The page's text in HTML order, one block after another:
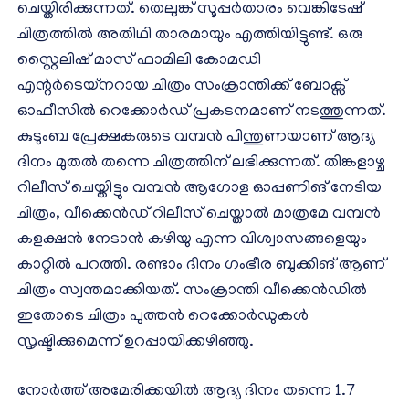
ചെയ്തിരിക്കുന്നത്. തെലുങ്ക് സൂപ്പർതാരം വെങ്കിടേഷ്
ചിത്രത്തിൽ അതിഥി താരമായും എത്തിയിട്ടുണ്ട്. ഒരു
സ്റ്റൈലിഷ് മാസ് ഫാമിലി കോമഡി
എന്റർടെയ്നറായ ചിത്രം സംക്രാന്തിക്ക് ബോക്സ്
ഓഫീസിൽ റെക്കോർഡ് പ്രകടനമാണ് നടത്തുന്നത്.
കുടുംബ പ്രേക്ഷകരുടെ വമ്പൻ പിന്തുണയാണ് ആദ്യ
ദിനം മുതൽ തന്നെ ചിത്രത്തിന് ലഭിക്കുന്നത്. തിങ്കളാഴ്ച
റിലീസ് ചെയ്തിട്ടും വമ്പൻ ആഗോള ഓപ്പണിങ് നേടിയ
ചിത്രം, വീക്കെൻഡ് റിലീസ് ചെയ്താൽ മാത്രമേ വമ്പൻ
കളക്ഷൻ നേടാൻ കഴിയു എന്ന വിശ്വാസങ്ങളെയും
കാറ്റിൽ പറത്തി. രണ്ടാം ദിനം ഗംഭീര ബുക്കിങ് ആണ്
ചിത്രം സ്വന്തമാക്കിയത്. സംക്രാന്തി വീക്കെൻഡിൽ
ഇതോടെ ചിത്രം പുത്തൻ റെക്കോർഡുകൾ
സൃഷ്ടിക്കുമെന്ന് ഉറപ്പായിക്കഴിഞ്ഞു.
നോർത്ത് അമേരിക്കയിൽ ആദ്യ ദിനം തന്നെ 1.7